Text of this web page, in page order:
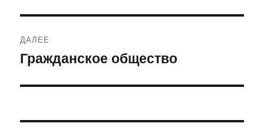
ДАЛЕЕ
Следующая
Гражданское общество